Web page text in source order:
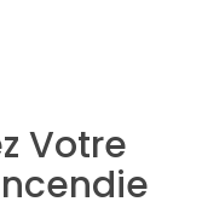
Votre